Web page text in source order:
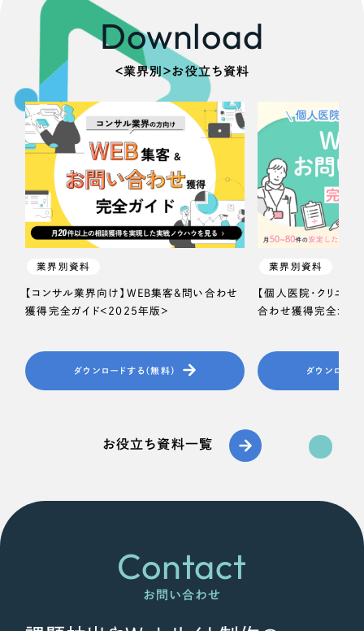
Download
＜業界別＞お役立ち資料
業界別資料
【コンサル業界向け】WEB集客＆問い合わせ
獲得完全ガイド＜2025年版＞
ダウンロードする（無料）
業界別資料
【個人医院・クリニッ
合わせ獲得完全ガイ
ダウンロード
お役立ち資料一覧
Contact
お問い合わせ